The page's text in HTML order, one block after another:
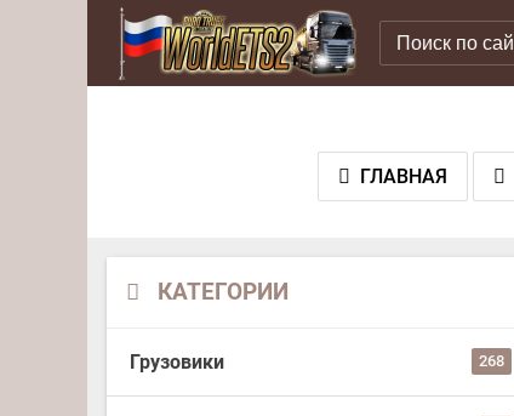
ГЛАВНАЯ
КАТЕГОРИИ
Грузовики 268